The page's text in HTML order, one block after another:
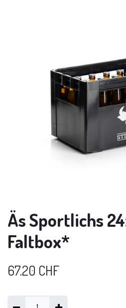
Äs Sportlichs
Faltbox*
67.20 CHF